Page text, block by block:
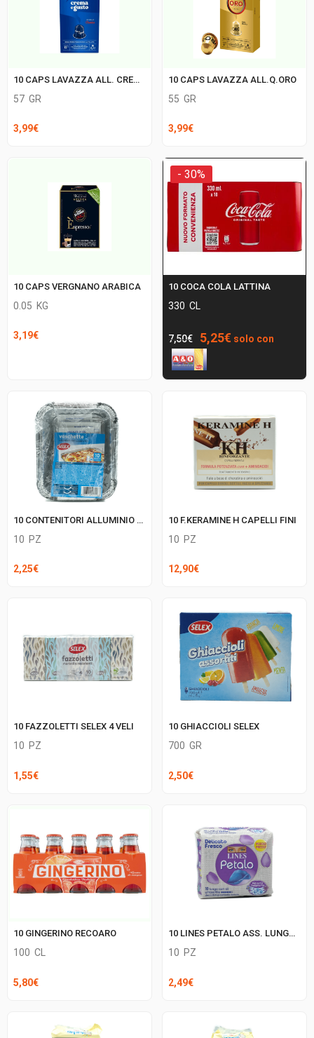
10 CAPS LAVAZZA ALL. CREMA&GUSTO
57 GR
3,99€
10 CAPS LAVAZZA ALL.Q.ORO
55 GR
3,99€
10 CAPS VERGNANO ARABICA
0.05 KG
3,19€
- 30%
10 COCA COLA LATTINA
330 CL
7,50€
Il
prezzo
originale
era:
5,25€Il
è:
solo con
10 CONTENITORI ALLUMINIO SELEX 2 PORZ.
10 PZ
2,25€
10 F.KERAMINE H CAPELLI FINI
10 PZ
12,90€
10 FAZZOLETTI SELEX 4 VELI
10 PZ
1,55€
10 GHIACCIOLI SELEX
700 GR
2,50€
10 GINGERINO RECOARO
100 CL
5,80€
10 LINES PETALO ASS. LUNGO C/ALI
10 PZ
2,49€